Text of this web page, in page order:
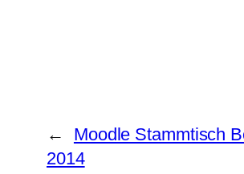
←
Moodle Stammtisch
2014